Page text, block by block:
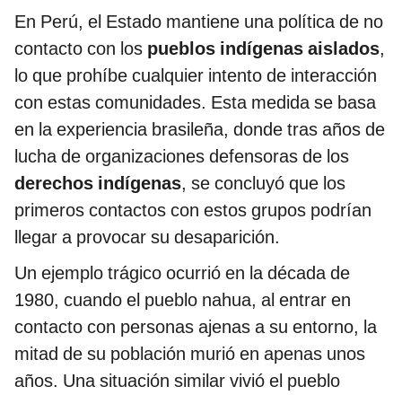
En Perú, el Estado mantiene una política de no
contacto con los pueblos indígenas aislados,
lo que prohíbe cualquier intento de interacción
con estas comunidades. Esta medida se basa
en la experiencia brasileña, donde tras años de
lucha de organizaciones defensoras de los
derechos indígenas, se concluyó que los
primeros contactos con estos grupos podrían
llegar a provocar su desaparición.
Un ejemplo trágico ocurrió en la década de
1980, cuando el pueblo nahua, al entrar en
contacto con personas ajenas a su entorno, la
mitad de su población murió en apenas unos
años. Una situación similar vivió el pueblo